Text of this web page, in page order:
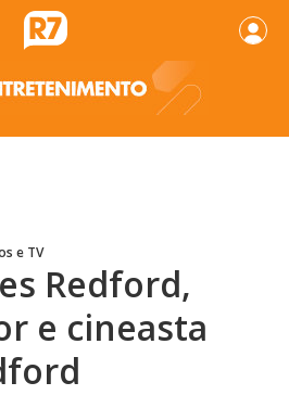
e TV
Redford,
e cineasta